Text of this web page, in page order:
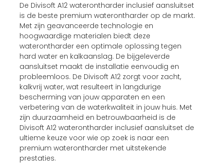
De Divisoft A12 waterontharder inclusief aansluitset
is de beste premium waterontharder op de markt.
Met zijn geavanceerde technologie en
hoogwaardige materialen biedt deze
waterontharder een optimale oplossing tegen
hard water en kalkaanslag. De bijgeleverde
aansluitset maakt de installatie eenvoudig en
probleemloos. De Divisoft A12 zorgt voor zacht,
kalkvrij water, wat resulteert in langdurige
bescherming van jouw apparaten en een
verbetering van de waterkwaliteit in jouw huis. Met
zijn duurzaamheid en betrouwbaarheid is de
Divisoft A12 waterontharder inclusief aansluitset de
ultieme keuze voor wie op zoek is naar een
premium waterontharder met uitstekende
prestaties.